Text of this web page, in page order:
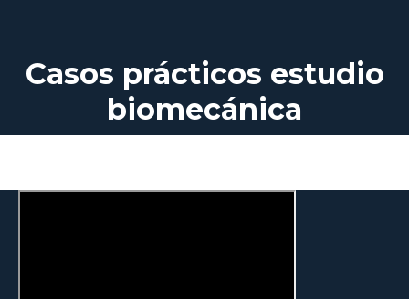
Casos prácticos estudio
biomecánica